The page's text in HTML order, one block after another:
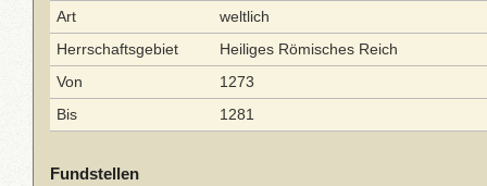
Art
weltlich
Herrschaftsgebiet
Heiliges Römisches Reich
Von
1273
Bis
1281
Fundstellen